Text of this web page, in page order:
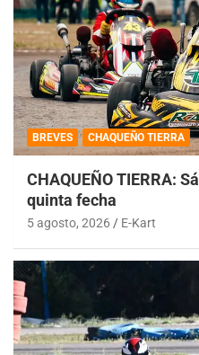
BREVES CHAQUEÑO TIERRA
CHAQUEÑO TIERRA:
quinta fecha
5 agosto, 2026 E-Kart